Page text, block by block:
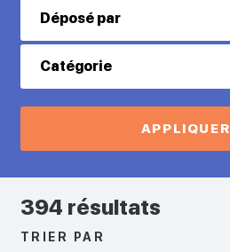
Déposé par
Catégorie
APPLIQUER
394 résultats
TRIER PAR